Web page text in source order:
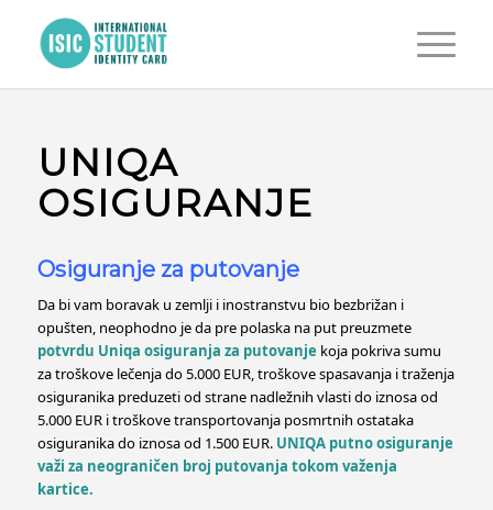
UNIQA
OSIGURANJE
Osiguranje za putovanje
Da bi vam boravak u zemlji i inostranstvu bio bezbrižan i
opušten, neophodno je da pre polaska na put preuzmete
potvrdu Uniqa osiguranja za putovanje koja pokriva sumu
za troškove lečenja do 5.000 EUR, troškove spasavanja i traženja
osiguranika preduzeti od strane nadležnih vlasti do iznosa od
5.000 EUR i troškove transportovanja posmrtnih ostataka
osiguranika do iznosa od 1.500 EUR. UNIQA putno osiguranje
važi za neograničen broj putovanja tokom važenja
kartice.